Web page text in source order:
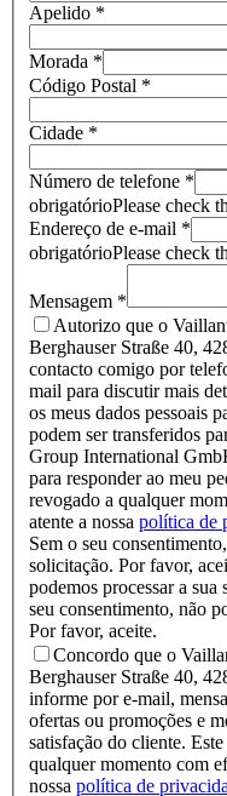
Apelido *
Morada *
Código Postal *
Cidade *
Número de telefone *
obrigatórioPlease check
Endereço de e-mail *
obrigatórioPlease check
Mensagem *
Autorizo que o
Berghauser Straße 40,
contacto comigo por
mail para discutir mais
os meus dados pessoais
podem ser transferidos
Group International
para responder ao meu
revogado a qualquer
atente a nossa política de
Sem o seu
solicitação. Por favor,
podemos processar a
seu consentimento, não
Por favor, aceite.
Concordo que o
Berghauser Straße 40,
informe por e-mail,
ofertas ou promoções e
satisfação do cliente.
qualquer momento com
nossa política de